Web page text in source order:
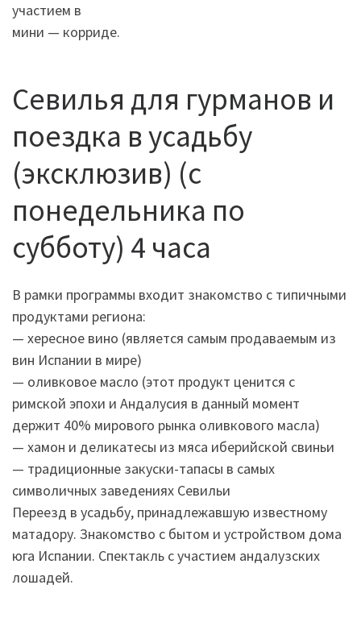
участием в
мини — корриде.
Севилья для гурманов и
поездка в усадьбу
(эксклюзив) (с
понедельника по
субботу) 4 часа
В рамки программы входит знакомство с типичными
продуктами региона:
— хересное вино (является самым продаваемым из
вин Испании в мире)
— оливковое масло (этот продукт ценится с
римской эпохи и Андалусия в данный момент
держит 40% мирового рынка оливкового масла)
— хамон и деликатесы из мяса иберийской свиньи
— традиционные закуски-тапасы в самых
символичных заведениях Севильи
Переезд в усадьбу, принадлежавшую известному
матадору. Знакомство с бытом и устройством дома
юга Испании. Спектакль с участием андалузских
лошадей.